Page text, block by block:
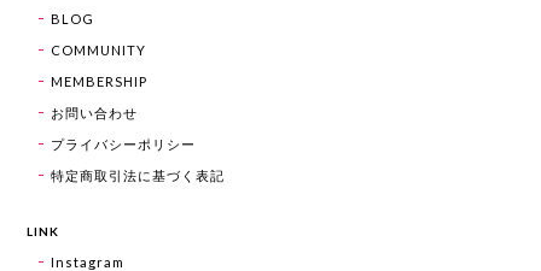
BLOG
COMMUNITY
MEMBERSHIP
お問い合わせ
プライバシーポリシー
特定商取引法に基づく表記
LINK
Instagram